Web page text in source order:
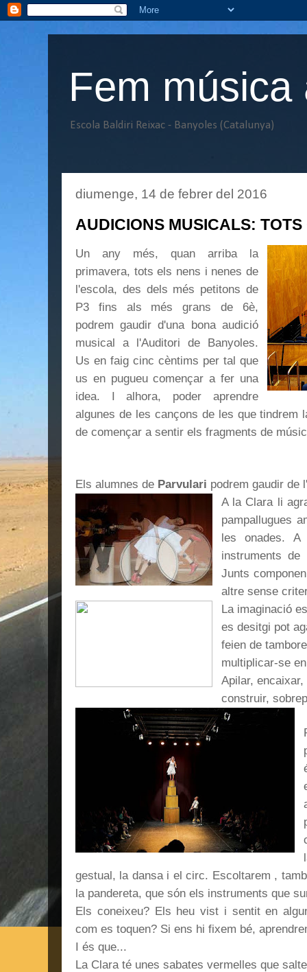
Fem música
Escola Baldiri Reixac - Banyoles (Catalunya)
diumenge, 14 de febrer del 2016
AUDICIONS MUSICALS:
Un any més, quan arriba la
primavera, tots els nens i nenes de
l'escola, des dels més petitons de
P3 fins als més grans de 6è,
podrem gaudir d'una bona audició
musical a l'Auditori de Banyoles.
Us en faig cinc cèntims per tal que
us en pugueu començar a fer una
idea. I alhora, poder aprendre
algunes de les cançons de les que tindrem
de començar a sentir els fragments de
Els alumnes de Parvulari podrem gaudir de
A la Clara li
pampallugues
les onades.
instruments
Junts
altre sense
La imaginació
es desitgi pot
feien de
multiplicar-se
Apilar, encaixar,
construir,
gestual, la dansa i el circ. Escoltarem ,
la pandereta, que són els instruments que
Els coneixeu? Els heu vist i sentit en
com es toquen? Si ens hi fixem bé,
I és que...
La Clara té unes sabates vermelles que